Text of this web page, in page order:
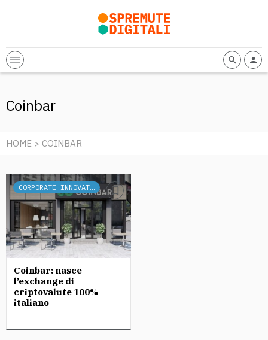
Coinbar
HOME > COINBAR
CORPORATE INNOVATION
Coinbar: nasce
l’exchange di
criptovalute 100%
italiano